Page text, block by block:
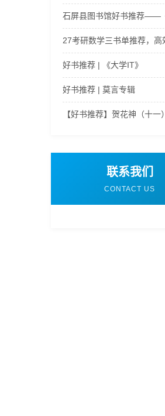
好书推荐 | 《大学IT》
好书推荐 | 莫言专辑
【好书推荐】贺花神（十一）
联系我们
CONTACT US